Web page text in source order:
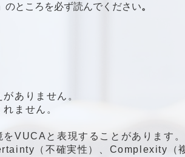
」 のところを必ず読んでください。​
ありません。
ません。
VUCAと表現することがあります。
（不確実性）、Complexity（